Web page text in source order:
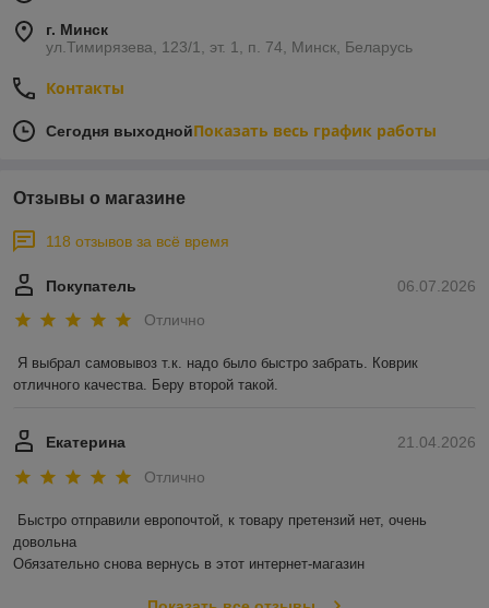
г. Минск
ул.Тимирязева, 123/1, эт. 1, п. 74, Минск, Беларусь
Контакты
Сегодня выходнойПоказать весь график работы
Отзывы о магазине
118 отзывов за всё время
06.07.2026
Покупатель
Отлично
Я выбрал самовывоз т.к. надо было быстро забрать. Коврик
отличного качества. Беру второй такой.
21.04.2026
Екатерина
Отлично
Быстро отправили европочтой, к товару претензий нет, очень
довольна
Обязательно снова вернусь в этот интернет-магазин